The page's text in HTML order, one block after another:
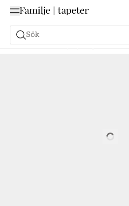
Sök
Farmer in tractor preparing land with